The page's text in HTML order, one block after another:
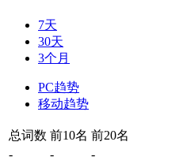
7天
30天
3个月
PC趋势
移动趋势
总词数 前10名 前20名
-
- -